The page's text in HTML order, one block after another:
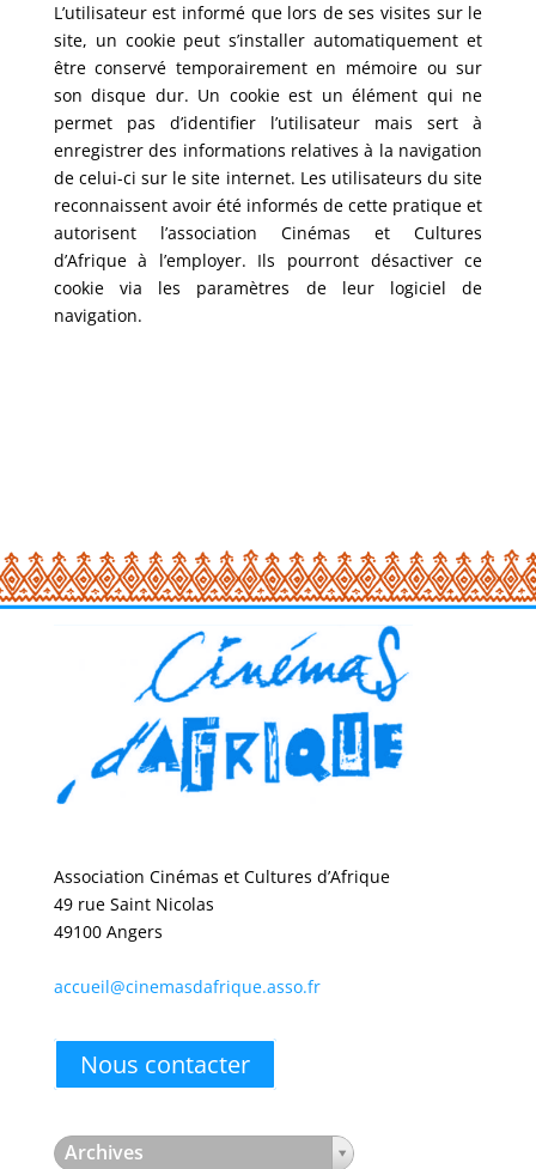
L’utilisateur est informé que lors de ses visites sur le
site, un cookie peut s’installer automatiquement et
être conservé temporairement en mémoire ou sur
son disque dur. Un cookie est un élément qui ne
permet pas d’identifier l’utilisateur mais sert à
enregistrer des informations relatives à la navigation
de celui-ci sur le site internet. Les utilisateurs du site
reconnaissent avoir été informés de cette pratique et
autorisent l’association Cinémas et Cultures
d’Afrique à l’employer. Ils pourront désactiver ce
cookie via les paramètres de leur logiciel de
navigation.
Association Cinémas et Cultures d’Afrique
49 rue Saint Nicolas
49100 Angers
accueil@cinemasdafrique.asso.fr
Nous contacter
Archives